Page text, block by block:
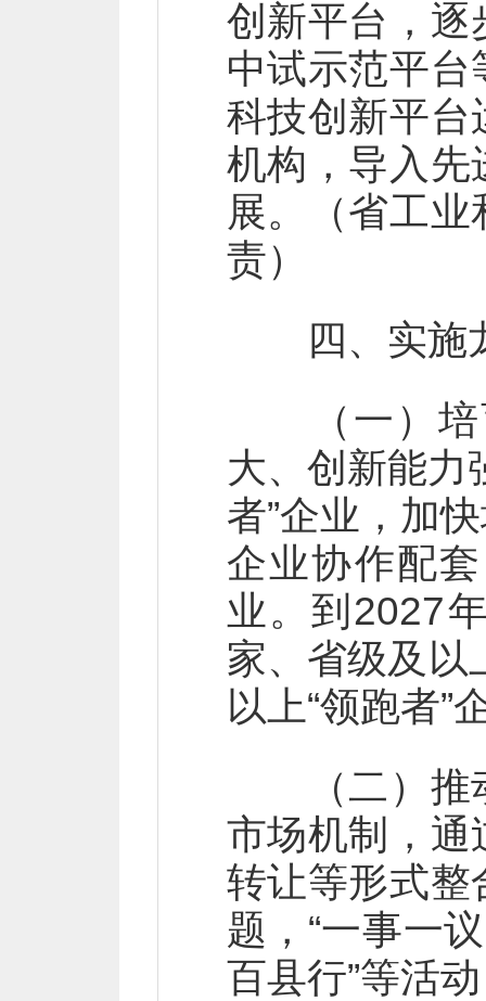
创新平台，逐
中试示范平
科技创新平台
机构，导入先
展。（省工
责）
四、实施龙
（一）培
大、创新能力
者”企业，加
企业协作配
业。到2027
家、省级及以
以上“领跑者”
（二）推动
市场机制，通
转让等形式整
题，“一事一
百县行”等活